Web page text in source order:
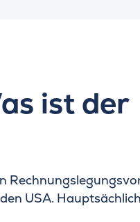
ist der
USA.